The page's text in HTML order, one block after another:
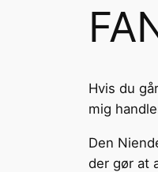
Hvis du
mig
Den
der gør at